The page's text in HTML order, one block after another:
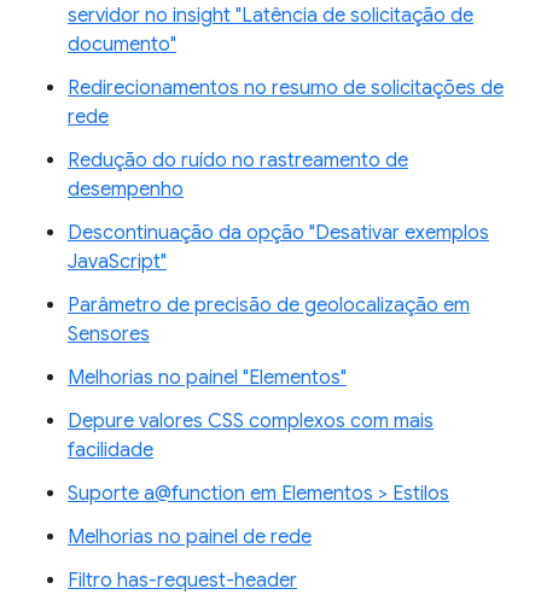
servidor no insight "Latência de solicitação de
documento"
Redirecionamentos no resumo de solicitações de
rede
Redução do ruído no rastreamento de
desempenho
Descontinuação da opção "Desativar exemplos
JavaScript"
Parâmetro de precisão de geolocalização em
Sensores
Melhorias no painel "Elementos"
Depure valores CSS complexos com mais
facilidade
Suporte a@function em Elementos > Estilos
Melhorias no painel de rede
Filtro has-request-header